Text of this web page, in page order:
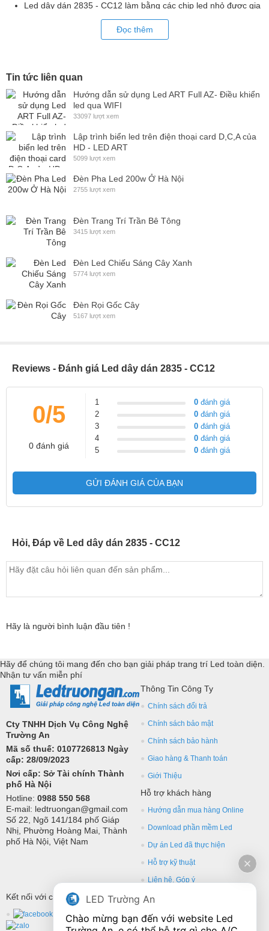
Led dây dán 2835 - CC12 làm bằng các chip led nhỏ được gia
công thiết kế tỉ mỉ tạo ra một bản mạnh điện tử dạng dây uốn,
mặt sau là lớp băng dính 3M chắc chắn tiện lợi cho thi công
dụng giúp cho dải led sáng đều và tăng tuổi thọ của led nhờ
tính chất tản nhiệt cực tốt của nhôm.
Phía sau có sẵn băng dán 3m thuận lợi cho thi công, lắp đặt
Ứng dụng thực tế led dây dán 2835 - CC12
Các tủ kệ được trang trí led dây dán 2538 - CC12
Đối với những không gian cần led dây dán dài, cắt theo kích thước
chính xác, các yêu cầu riêng biệt về sản phẩm, giải pháp lắp đặt
hoặc gặp bất kỳ khó khăn gì Hãy liên hệ với đội ngũ tư vấn
Ledtruongan để được tư vấn sản phẩm và giải pháp tối ưu nhất.
Đọc thêm
Tin tức liên quan
Hướng dẫn sử dụng Led ART Full AZ- Điều khiển
led qua WIFI
33097 lượt xem
Lập trình biển led trên điện thoại card D,C,A của
HD - LED ART
5099 lượt xem
Đèn Pha Led 200w Ở Hà Nội
2755 lượt xem
Đèn Trang Trí Trần Bê Tông
3415 lượt xem
Đèn Led Chiếu Sáng Cây Xanh
5774 lượt xem
Đèn Rọi Gốc Cây
5167 lượt xem
Reviews - Đánh giá Led dây dán 2835 - CC12
0/5
0 đánh giá
1 0 đánh giá
2
0 đánh giá
3
0 đánh giá
4
0 đánh giá
5
0 đánh giá
GỬI ĐÁNH GIÁ CỦA BẠN
Hỏi, Đáp về Led dây dán 2835 - CC12
Hãy là người bình luận đầu tiên !
Hãy để chúng tôi mang đến cho bạn giải pháp trang trí Led toàn diện.
Nhận tư vấn miễn phí
Cty TNHH Dịch Vụ Công Nghệ
Trường An
Mã số thuế: 0107726813 Ngày
cấp: 28/09/2023
Nơi cấp: Sở Tài chính Thành
phố Hà Nội
Hotline: 0988 550 568
E-mail: ledtruongan@gmail.com
Số 22, Ngõ 141/184 phố Giáp
Nhị, Phường Hoàng Mai, Thành
phố Hà Nội, Việt Nam
Thông Tin Công Ty
Chính sách đổi trả
Chính sách bảo mật
Chính sách bảo hành
Giao hàng & Thanh toán
Giới Thiệu
Hỗ trợ khách hàng
Hướng dẫn mua hàng Online
Download phần mềm Led
Dự án Led đã thực hiện
Hỗ trợ kỹ thuật
Liên hệ, Góp ý
Kết nối với chúng tôi
LED Trường An
Chào mừng bạn đến với website Led